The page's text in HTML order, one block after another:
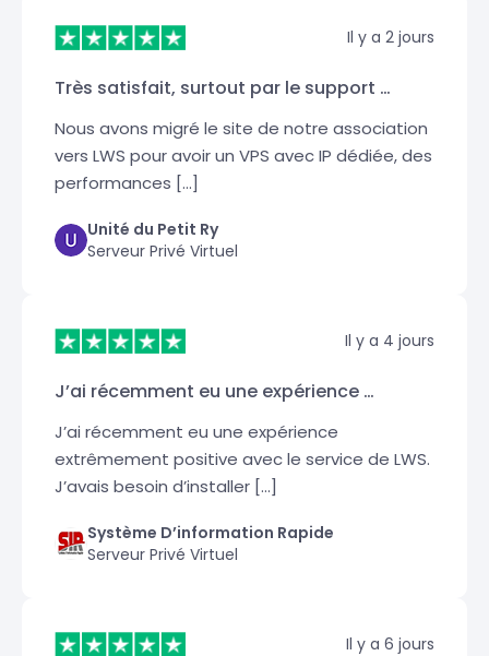
Il y a 2 jours
Très satisfait, surtout par le support …
Nous avons migré le site de notre association
vers LWS pour avoir un VPS avec IP dédiée, des
performances […]
Unité du Petit Ry
Serveur Privé Virtuel
Il y a 4 jours
J’ai récemment eu une expérience …
J’ai récemment eu une expérience
extrêmement positive avec le service de LWS.
J’avais besoin d’installer […]
Système D’information Rapide
Serveur Privé Virtuel
Il y a 6 jours